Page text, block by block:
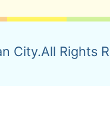
City.All Rights